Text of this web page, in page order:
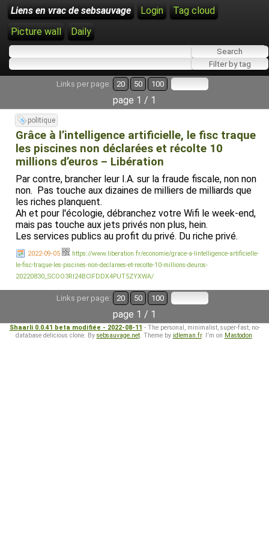
Liens en vrac de sebsauvage Login
Tag cloud
Picture wall
Daily
Links per page: 20 50 100
page 1 / 1
politique
Grâce à l’intelligence artificielle, le fisc traque
les piscines non déclarées et récolte 10
millions d’euros – Libération
Par contre, brancher leur I.A. sur la fraude fiscale, non non
non. Pas touche aux dizaines de milliers de milliards que
les riches planquent.
Ah et pour l'écologie, débranchez votre Wifi le week-end,
mais pas touche aux jets privés non plus, hein.
Les services publics au profit du privé. Du riche privé.
2022-09-05
https://www.liberation.fr/economie/grace-a-lintelligence-artificielle-
le-fisc-traque-les-piscines-non-declarees-et-recolte-10-millions-deuros-
20220830_SCOO3RI24BCIFDDX4PUT5ZYXWA/
Links per page: 20 50 100
page 1 / 1
Shaarli 0.0.41 beta modifiée - 2022-08-11 - The personal, minimalist, super-fast, no-
database delicious clone. By sebsauvage.net. Theme by idleman.fr. I'm on Mastodon.